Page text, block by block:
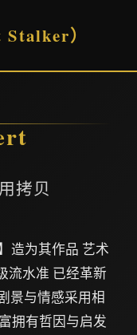
）
拷贝
造为其作品 艺术
流水准 已经革新
景与情感采用相
拥有哲因与启发